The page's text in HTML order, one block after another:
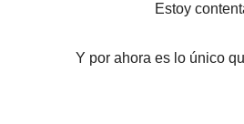
Estoy
Y por ahora es lo único